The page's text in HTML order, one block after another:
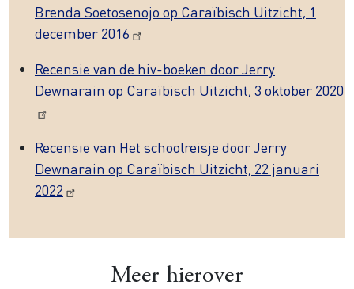
Brenda Soetosenojo op Caraïbisch Uitzicht, 1
december 2016
Recensie van de hiv-boeken door Jerry
Dewnarain op Caraïbisch Uitzicht, 3 oktober 2020
Recensie van Het schoolreisje door Jerry
Dewnarain op Caraïbisch Uitzicht, 22 januari
2022
Meer hierover